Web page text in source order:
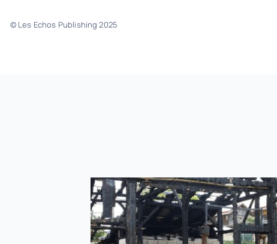
© Les Echos Publishing 2025